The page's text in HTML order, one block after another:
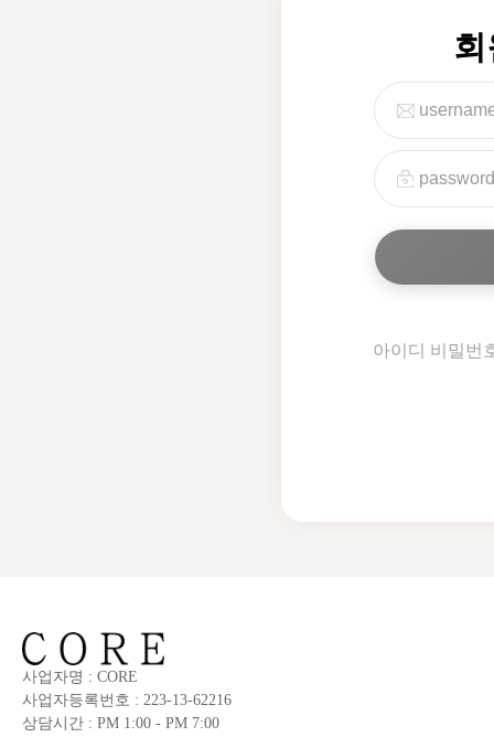
아이디 비밀번
사업자명 : CORE
사업자등록번호 : 223-13-62216
상담시간 : PM 1:00 - PM 7:00